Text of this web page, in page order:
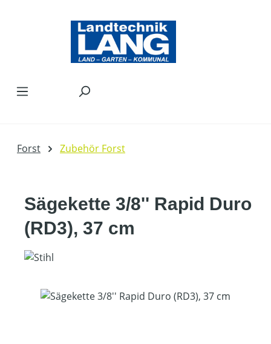
Forst Zubehör Forst
Sägekette 3/8'' Rapid Duro
(RD3), 37 cm
Bildergalerie überspringen